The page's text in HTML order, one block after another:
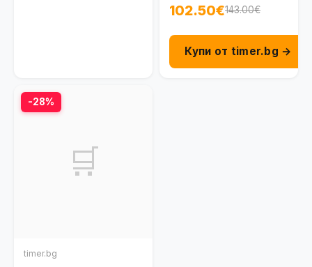
ES5308
102.50€143.00€
Купи от timer.bg →
-28%
🛒
timer.bg